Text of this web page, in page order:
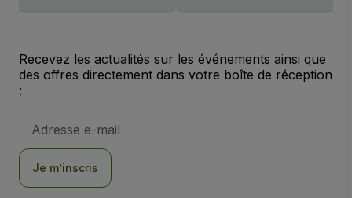
Recevez les actualités sur les événements ainsi que
des offres directement dans votre boîte de réception
:
e-
Je m’inscris